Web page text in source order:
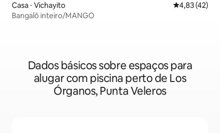
Casa ⋅ Vichayito 4,83 de uma
4,83 (42)
Bangalô inteiro/MANGO
Dados básicos sobre espaços para
alugar com piscina perto de Los
Órganos, Punta Veleros